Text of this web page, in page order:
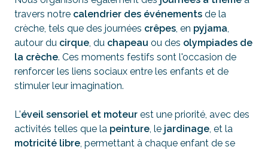
travers notre calendrier des événements de la
crèche, tels que des journées crêpes , en pyjama
autour du cirque , du chapeau ou des olympiades de
la crèche. Ces moments festifs sont l'occasion de
renforcer les liens sociaux entre les enfants et de
stimuler leur imagination.
L'éveil sensoriel et moteur est une priorité, avec des
activités telles que la peinture , le jardinage , et la
motricité libre , permettant à chaque enfant de se